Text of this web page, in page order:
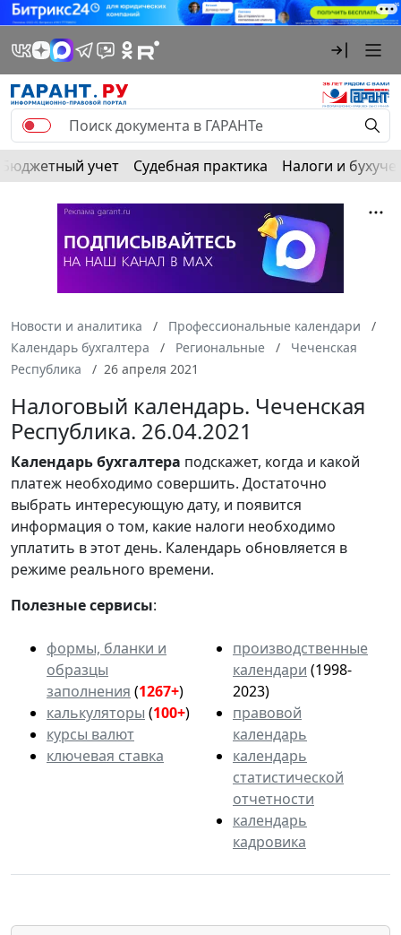
Бюджетный учет Судебная практика Налоги и
Новости и аналитика
Профессиональные календари
Календарь бухгалтера
Региональные
Чеченская
Республика
26 апреля 2021
Налоговый календарь. Чеченская
Республика. 26.04.2021
Календарьбухгалтера подскажет, когда и какой
платеж необходимо совершить. Достаточно
выбрать интересующую дату, и появится
информация о том, какие налоги необходимо
уплатить в этот день. Календарь обновляется в
режиме реального времени.
Полезные сервисы:
формы, бланки и
образцы
заполнения (1267+)
калькуляторы (100+)
курсы валют
ключевая ставка
производственные
календари (1998-
2023)
правовой
календарь
календарь
статистической
отчетности
календарь
кадровика